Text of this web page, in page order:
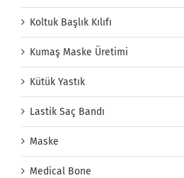
Koltuk Başlık Kılıfı
Kumaş Maske Üretimi
Kütük Yastık
Lastik Saç Bandı
Maske
Medical Bone